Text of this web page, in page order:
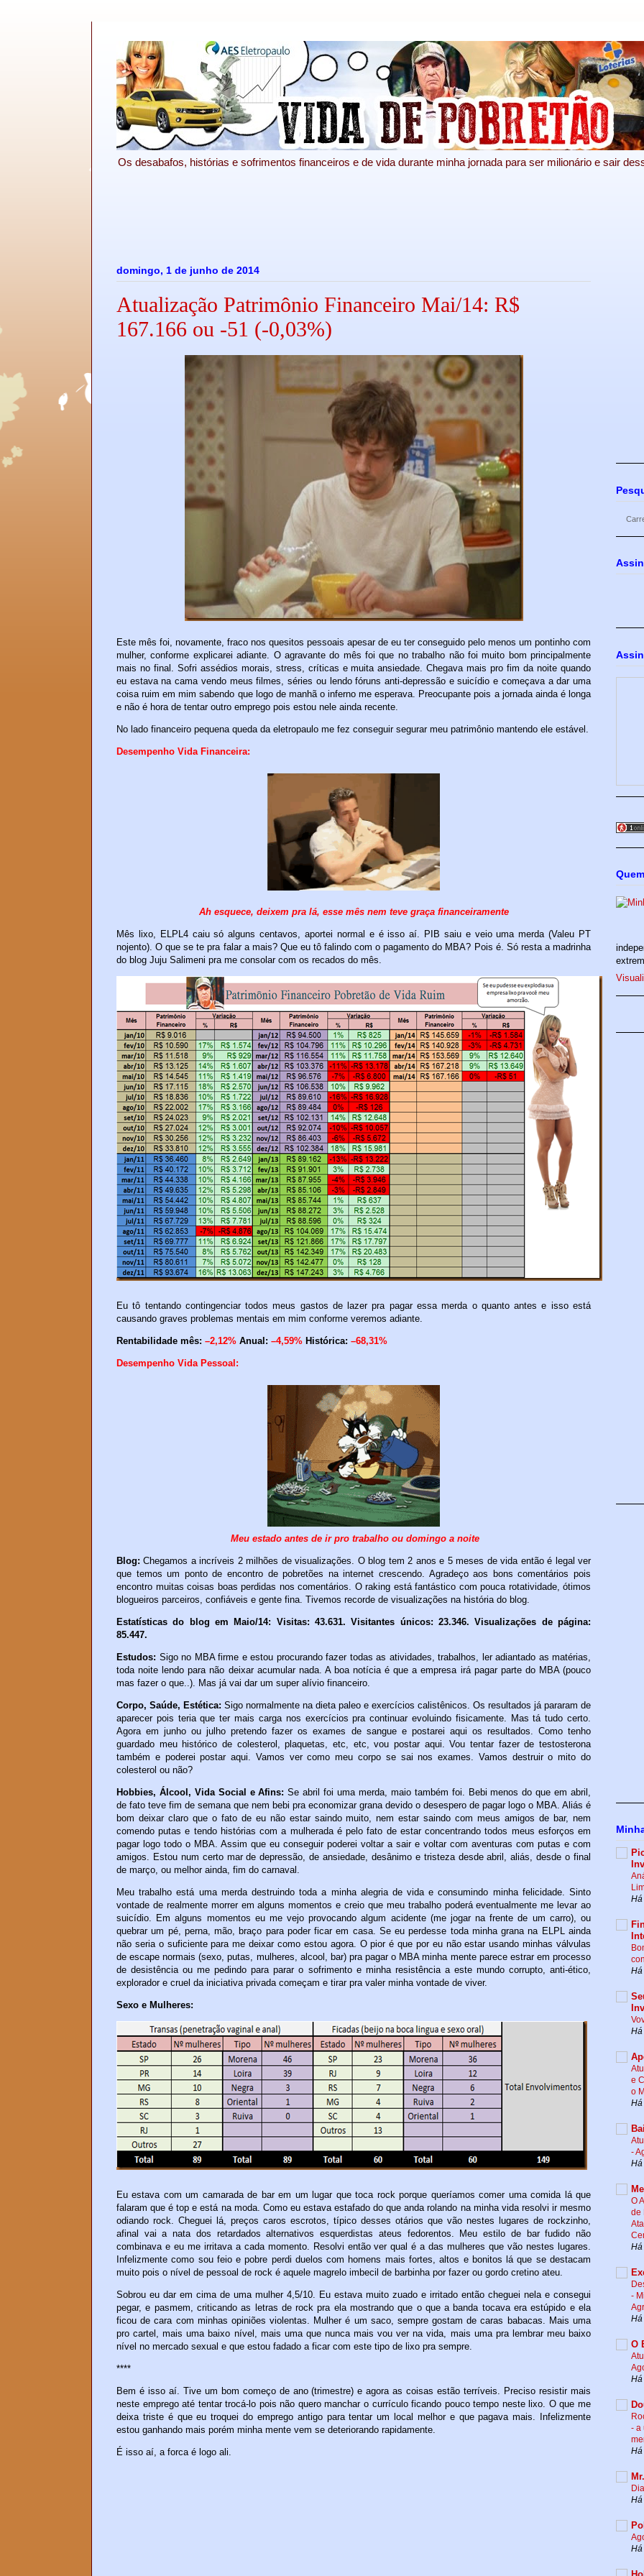
Os desabafos, histórias e sofrimentos financeiros e de vida durante minha jornada para ser milionário e sair
domingo, 1 de junho de 2014
Atualização Patrimônio Financeiro Mai/14: R$
167.166 ou -51 (-0,03%)
Este mês foi, novamente, fraco nos quesitos pessoais apesar de eu ter conseguido pelo menos um pontinho com
mulher, conforme explicarei adiante. O agravante do mês foi que no trabalho não foi muito bom principalmente
mais no final. Sofri assédios morais, stress, críticas e muita ansiedade. Chegava mais pro fim da noite quando
eu estava na cama vendo meus filmes, séries ou lendo fóruns anti-depressão e suicídio e começava a dar uma
coisa ruim em mim sabendo que logo de manhã o inferno me esperava. Preocupante pois a jornada ainda é longa
e não é hora de tentar outro emprego pois estou nele ainda recente.
No lado financeiro pequena queda da eletropaulo me fez conseguir segurar meu patrimônio mantendo ele estável.
Desempenho Vida Financeira:
Ah esquece, deixem pra lá, esse mês nem teve graça financeiramente
Mês lixo, ELPL4 caiu só alguns centavos, aportei normal e é isso aí. PIB saiu e veio uma merda (Valeu PT
nojento). O que se te pra falar a mais? Que eu tô falindo com o pagamento do MBA? Pois é. Só resta a madrinha
do blog Juju Salimeni pra me consolar com os recados do mês.
Eu tô tentando contingenciar todos meus gastos de lazer pra pagar essa merda o quanto antes e isso está
causando graves problemas mentais em mim conforme veremos adiante.
Rentabilidade mês: –2,12% Anual: –4,59% Histórica: –68,31%
Desempenho Vida Pessoal:
Meu estado antes de ir pro trabalho ou domingo a noite
Blog: Chegamos a incríveis 2 milhões de visualizações. O blog tem 2 anos e 5 meses de vida então é legal ver
que temos um ponto de encontro de pobretões na internet crescendo. Agradeço aos bons comentários pois
encontro muitas coisas boas perdidas nos comentários. O raking está fantástico com pouca rotatividade, ótimos
blogueiros parceiros, confiáveis e gente fina. Tivemos recorde de visualizações na história do blog.
Estatísticas do blog em Maio/14: Visitas: 43.631. Visitantes únicos: 23.346. Visualizações de página:
85.447.
Estudos: Sigo no MBA firme e estou procurando fazer todas as atividades, trabalhos, ler adiantado as matérias,
toda noite lendo para não deixar acumular nada. A boa notícia é que a empresa irá pagar parte do MBA (pouco
mas fazer o que..). Mas já vai dar um super alívio financeiro.
Corpo, Saúde, Estética: Sigo normalmente na dieta paleo e exercícios calistênicos. Os resultados já pararam de
aparecer pois teria que ter mais carga nos exercícios pra continuar evoluindo fisicamente. Mas tá tudo certo.
Agora em junho ou julho pretendo fazer os exames de sangue e postarei aqui os resultados. Como tenho
guardado meu histórico de colesterol, plaquetas, etc, etc, vou postar aqui. Vou tentar fazer de testosterona
também e poderei postar aqui. Vamos ver como meu corpo se sai nos exames. Vamos destruir o mito do
colesterol ou não?
Hobbies, Álcool, Vida Social e Afins: Se abril foi uma merda, maio também foi. Bebi menos do que em abril,
de fato teve fim de semana que nem bebi pra economizar grana devido o desespero de pagar logo o MBA. Aliás é
bom deixar claro que o fato de eu não estar saindo muito, nem estar saindo com meus amigos de bar, nem
comendo putas e tendo histórias com a mulherada é pelo fato de estar concentrando todos meus esforços em
pagar logo todo o MBA. Assim que eu conseguir poderei voltar a sair e voltar com aventuras com putas e com
amigos. Estou num certo mar de depressão, de ansiedade, desânimo e tristeza desde abril, aliás, desde o final
de março, ou melhor ainda, fim do carnaval.
Meu trabalho está uma merda destruindo toda a minha alegria de vida e consumindo minha felicidade. Sinto
vontade de realmente morrer em alguns momentos e creio que meu trabalho poderá eventualmente me levar ao
suicídio. Em alguns momentos eu me vejo provocando algum acidente (me jogar na frente de um carro), ou
quebrar um pé, perna, mão, braço para poder ficar em casa. Se eu perdesse toda minha grana na ELPL ainda
não seria o suficiente para me deixar como estou agora. O pior é que por eu não estar usando minhas válvulas
de escape normais (sexo, putas, mulheres, alcool, bar) pra pagar o MBA minha mente parece estrar em processo
de desistência ou me pedindo para parar o sofrimento e minha resistência a este mundo corrupto, anti-ético,
explorador e cruel da iniciativa privada começam e tirar pra valer minha vontade de viver.
Sexo e Mulheres:
Eu estava com um camarada de bar em um lugar que toca rock porque queríamos comer uma comida lá que
falaram que é top e está na moda. Como eu estava estafado do que anda rolando na minha vida resolvi ir mesmo
odiando rock. Cheguei lá, preços caros escrotos, típico desses otários que vão nestes lugares de rockzinho,
afinal vai a nata dos retardados alternativos esquerdistas ateus fedorentos. Meu estilo de bar fudido não
combinava e eu me irritava a cada momento. Resolvi então ver qual é a das mulheres que vão nestes lugares.
Infelizmente como sou feio e pobre perdi duelos com homens mais fortes, altos e bonitos lá que se destacam
muito pois o nível de pessoal de rock é aquele magrelo imbecil de barbinha por fazer ou gordo cretino ateu.
Sobrou eu dar em cima de uma mulher 4,5/10. Eu estava muito zuado e irritado então cheguei nela e consegui
pegar, e pasmem, criticando as letras de rock pra ela mostrando que o que a banda tocava era estúpido e ela
ficou de cara com minhas opiniões violentas. Mulher é um saco, sempre gostam de caras babacas. Mais uma
pro cartel, mais uma baixo nível, mais uma que nunca mais vou ver na vida, mais uma pra lembrar meu baixo
nível no mercado sexual e que estou fadado a ficar com este tipo de lixo pra sempre.
****
Bem é isso aí. Tive um bom começo de ano (trimestre) e agora as coisas estão terríveis. Preciso resistir mais
neste emprego até tentar trocá-lo pois não quero manchar o currículo ficando pouco tempo neste lixo. O que me
deixa triste é que eu troquei do emprego antigo para tentar um local melhor e que pagava mais. Infelizmente
estou ganhando mais porém minha mente vem se deteriorando rapidamente.
É isso aí, a forca é logo ali.
Há
Há
Há
e
o
Há
-
Há
O
de
Há
-
Há
O
Há
- a
Há
Há
Há